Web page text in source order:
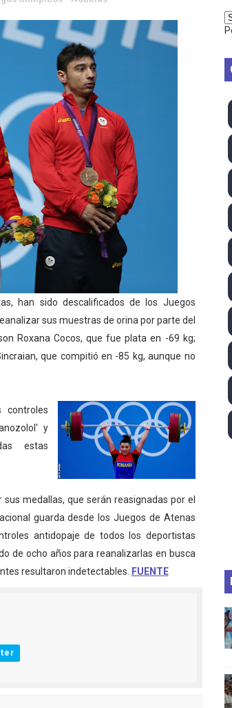
ponen fin al reinado por parejas de The
Chad Gable y Baron Corbin en
Suiza) - Charlie Aldridge y Sina
Italia) - Rumanía, Alemania y Gran
Japón) - Estados Unidos invencibles, ya
Jason Hotch como nuevo TNA
delegación italiana arrasa con 4 oros y 4
su primer título individual en
Utah Talons son bicampeonas de la AUSL
City, Estados Unidos) - Miquel Travé
entra en el selecto grupo de los
consigue en Hungría su primera victoria
Francia) - Bronce para Jorge y Ana
han sido descalificados de los Juegos
sus muestras de orina por parte del
Roxana Cocos, que fue plata en -69 kg;
que compitió en -85 kg, aunque no
controles
y
estas
medallas, que serán reasignadas por el
guarda desde los Juegos de Atenas
antidopaje de todos los deportistas
de ocho años para reanalizarlas en busca
resultaron indetectables.
FUENTE